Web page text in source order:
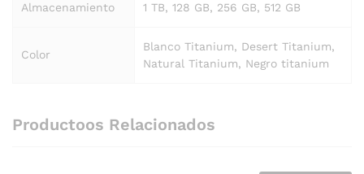
Almacenamiento 1 TB, 128 GB, 256 GB, 512 GB
Color
Blanco Titanium, Desert Titanium,
Natural Titanium, Negro titanium
Productoos Relacionados